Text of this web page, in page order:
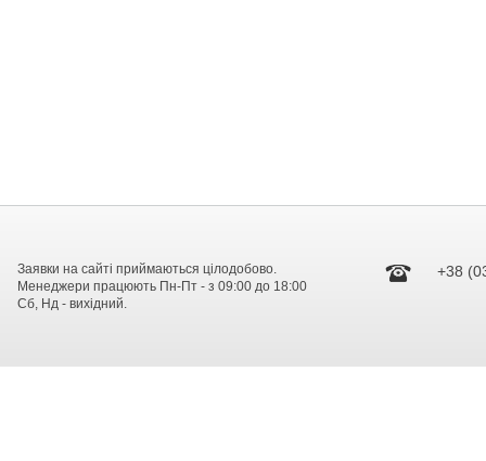
Заявки на сайті приймаються цілодобово.
Менеджери працюють Пн-Пт - з 09:00 до 18:00
Сб, Нд - вихідний.
+38